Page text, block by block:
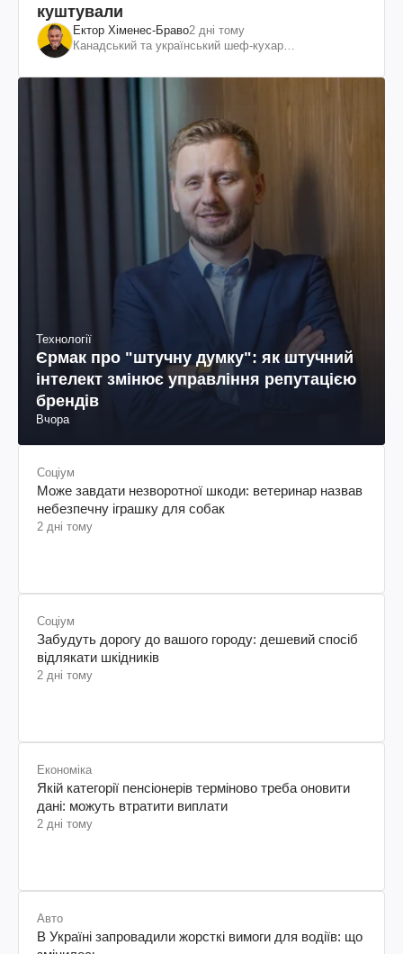
куштували
Ектор Хіменес-Браво2 дні тому
Канадський та український шеф-кухар
Технології
Єрмак про "штучну думку": як штучний
інтелект змінює управління репутацією
брендів
Вчора
Соціум
Може завдати незворотної шкоди: ветеринар назвав
небезпечну іграшку для собак
2 дні тому
Соціум
Забудуть дорогу до вашого городу: дешевий спосіб
відлякати шкідників
2 дні тому
Економіка
Якій категорії пенсіонерів терміново треба оновити
дані: можуть втратити виплати
2 дні тому
Авто
В Україні запровадили жорсткі вимоги для водіїв: що